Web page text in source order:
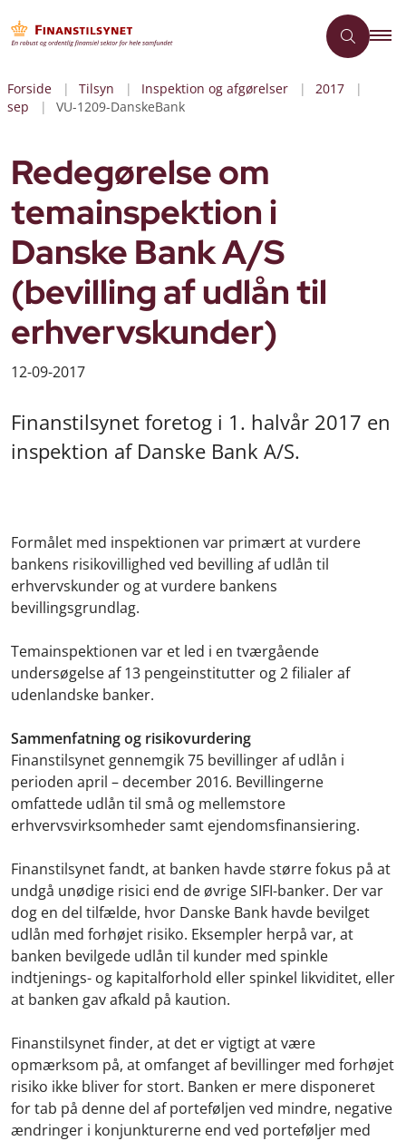
Forside Tilsyn Inspektion og afgørelser
2017
sep
VU-1209-DanskeBank
Redegørelse om
temainspektion i
Danske Bank A/S
(bevilling af udlån til
erhvervskunder)
12-09-2017
Finanstilsynet foretog i 1. halvår 2017 en
inspektion af Danske Bank A/S.
Formålet med inspektionen var primært at vurdere
bankens risikovillighed ved bevilling af udlån til
erhvervskunder og at vurdere bankens
bevillingsgrundlag.
Temainspektionen var et led i en tværgående
undersøgelse af 13 pengeinstitutter og 2 filialer af
udenlandske banker.
Sammenfatning og risikovurdering
Finanstilsynet gennemgik 75 bevillinger af udlån i
perioden april – december 2016. Bevillingerne
omfattede udlån til små og mellemstore
erhvervsvirksomheder samt ejendomsfinansiering.
Finanstilsynet fandt, at banken havde større fokus på at
undgå unødige risici end de øvrige SIFI-banker. Der var
dog en del tilfælde, hvor Danske Bank havde bevilget
udlån med forhøjet risiko. Eksempler herpå var, at
banken bevilgede udlån til kunder med spinkle
indtjenings- og kapitalforhold eller spinkel likviditet, eller
at banken gav afkald på kaution.
Finanstilsynet finder, at det er vigtigt at være
opmærksom på, at omfanget af bevillinger med forhøjet
risiko ikke bliver for stort. Banken er mere disponeret
for tab på denne del af porteføljen ved mindre, negative
ændringer i konjunkturerne end ved porteføljer med